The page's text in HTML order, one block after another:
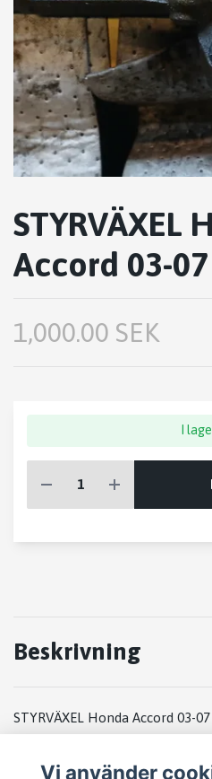
STYRVÄXEL
Accord 03-07
1,000.00 SEK
I
Beskrivning
STYRVÄXEL Honda Accord 03-07
Vi använder